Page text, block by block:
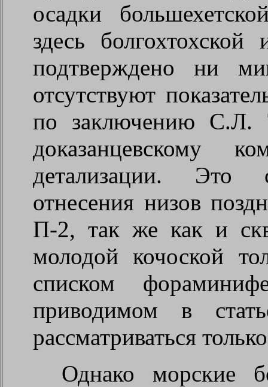
осадки
здесь
подтверждено ни
отсутствуют
по заключению С.Л.
доказанцевскому
детализации. Это
отнесения низов
П-2, так же как и
молодой кочоской
списком
приводимом в
рассматриваться
Однако морские